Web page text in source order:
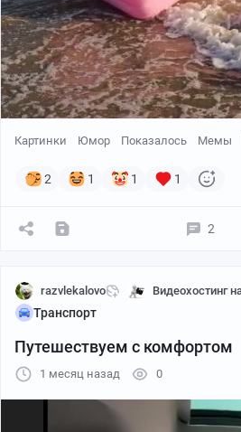
Картинки Юмор Показалось Мемы
2 1 1 1
2
razvlekalovo Видеохостинг
Транспорт
Путешествуем с комфортом
1 месяц назад 0